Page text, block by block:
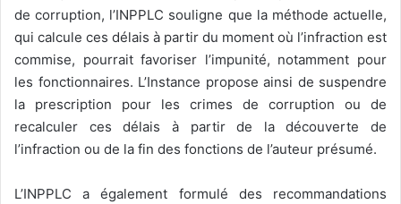
de corruption, l’INPPLC souligne que la méthode actuelle,
qui calcule ces délais à partir du moment où l’infraction est
commise, pourrait favoriser l’impunité, notamment pour
les fonctionnaires. L’Instance propose ainsi de suspendre
la prescription pour les crimes de corruption ou de
recalculer ces délais à partir de la découverte de
l’infraction ou de la fin des fonctions de l’auteur présumé.
L’INPPLC a également formulé des recommandations